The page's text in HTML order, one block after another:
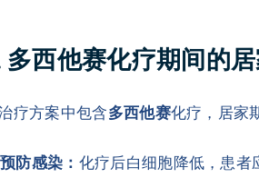
多西他赛化疗期间的
疗方案中包含多西他赛化疗，居家
预防感染： 化疗后白细胞降低，患者